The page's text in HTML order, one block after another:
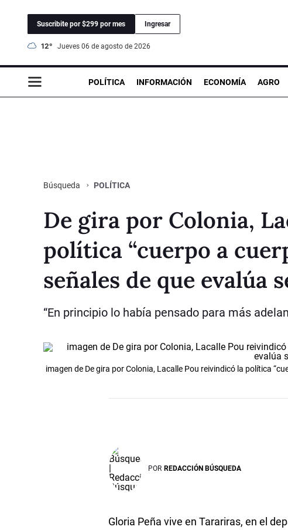
Suscribite por $299 por mes Ingresar
12° jueves 06 de agosto de 2026
POLÍTICA INFORMACIÓN ECONOMÍA AGRO
Búsqueda POLÍTICA
De gira por Colonia,
política “cuerpo a
señales de que evalúa
“En principio lo había pensado para más
imagen de De gira por Colonia, Lacalle Pou reivindicó la política
POR REDACCIÓN BÚSQUEDA
Gloria Peña vive en Tarariras, en el